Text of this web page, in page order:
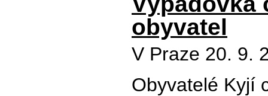
obyvatel
V Praze 20. 9.
Obyvatelé Kyjí